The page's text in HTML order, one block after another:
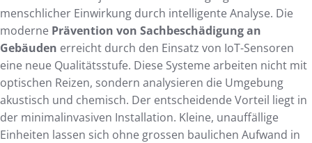
menschlicher Einwirkung durch intelligente Analyse. Die
moderne Prävention von Sachbeschädigung an
Gebäuden erreicht durch den Einsatz von IoT-Sensoren
eine neue Qualitätsstufe. Diese Systeme arbeiten nicht mit
optischen Reizen, sondern analysieren die Umgebung
akustisch und chemisch. Der entscheidende Vorteil liegt in
der minimalinvasiven Installation. Kleine, unauffällige
Einheiten lassen sich ohne grossen baulichen Aufwand in